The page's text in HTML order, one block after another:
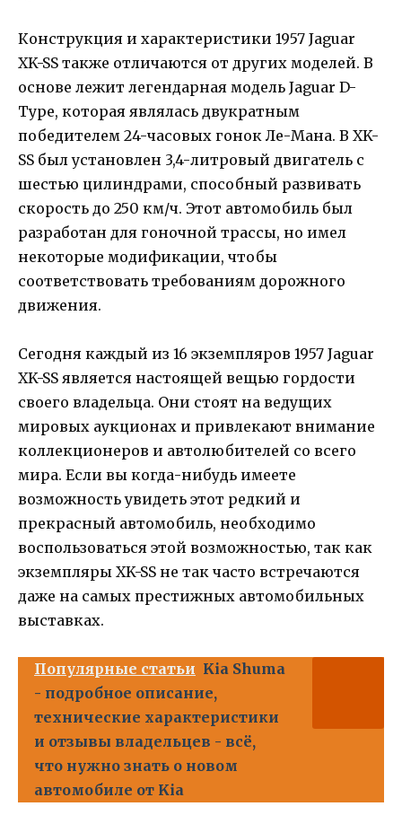
Конструкция и характеристики 1957 Jaguar
XK-SS также отличаются от других моделей. В
основе лежит легендарная модель Jaguar D-
Type, которая являлась двукратным
победителем 24-часовых гонок Ле-Мана. В XK-
SS был установлен 3,4-литровый двигатель с
шестью цилиндрами, способный развивать
скорость до 250 км/ч. Этот автомобиль был
разработан для гоночной трассы, но имел
некоторые модификации, чтобы
соответствовать требованиям дорожного
движения.
Сегодня каждый из 16 экземпляров 1957 Jaguar
XK-SS является настоящей вещью гордости
своего владельца. Они стоят на ведущих
мировых аукционах и привлекают внимание
коллекционеров и автолюбителей со всего
мира. Если вы когда-нибудь имеете
возможность увидеть этот редкий и
прекрасный автомобиль, необходимо
воспользоваться этой возможностью, так как
экземпляры XK-SS не так часто встречаются
даже на самых престижных автомобильных
выставках.
Популярные статьи Kia Shuma
- подробное описание,
технические характеристики
и отзывы владельцев - всё,
что нужно знать о новом
автомобиле от Kia